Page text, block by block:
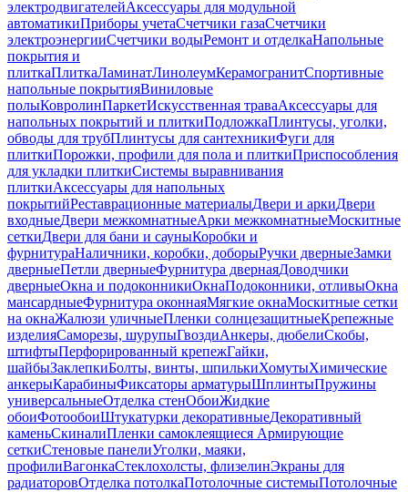
электродвигателейАксессуары для модульной
автоматикиПриборы учетаСчетчики газаСчетчики
электроэнергииСчетчики водыРемонт и отделкаНапольные
покрытия и
плиткаПлиткаЛаминатЛинолеумКерамогранитСпортивные
напольные покрытияВиниловые
полыКовролинПаркетИскусственная траваАксессуары для
напольных покрытий и плиткиПодложкаПлинтусы, уголки,
обводы для трубПлинтусы для сантехникиФуги для
плиткиПорожки, профили для пола и плиткиПриспособления
для укладки плиткиСистемы выравнивания
плиткиАксессуары для напольных
покрытийРеставрационные материалыДвери и аркиДвери
входныеДвери межкомнатныеАрки межкомнатныеМоскитные
сеткиДвери для бани и сауныКоробки и
фурнитураНаличники, коробки, доборыРучки дверныеЗамки
дверныеПетли дверныеФурнитура двернаяДоводчики
дверныеОкна и подоконникиОкнаПодоконники, отливыОкна
мансардныеФурнитура оконнаяМягкие окнаМоскитные сетки
на окнаЖалюзи уличныеПленки солнцезащитныеКрепежные
изделияСаморезы, шурупыГвоздиАнкеры, дюбелиСкобы,
штифтыПерфорированный крепежГайки,
шайбыЗаклепкиБолты, винты, шпилькиХомутыХимические
анкерыКарабиныФиксаторы арматурыШплинтыПружины
универсальныеОтделка стенОбоиЖидкие
обоиФотообоиШтукатурки декоративныеДекоративный
каменьСкиналиПленки самоклеящиеся Армирующие
сеткиСтеновые панелиУголки, маяки,
профилиВагонкаСтеклохолсты, флизелинЭкраны для
радиаторовОтделка потолкаПотолочные системыПотолочные